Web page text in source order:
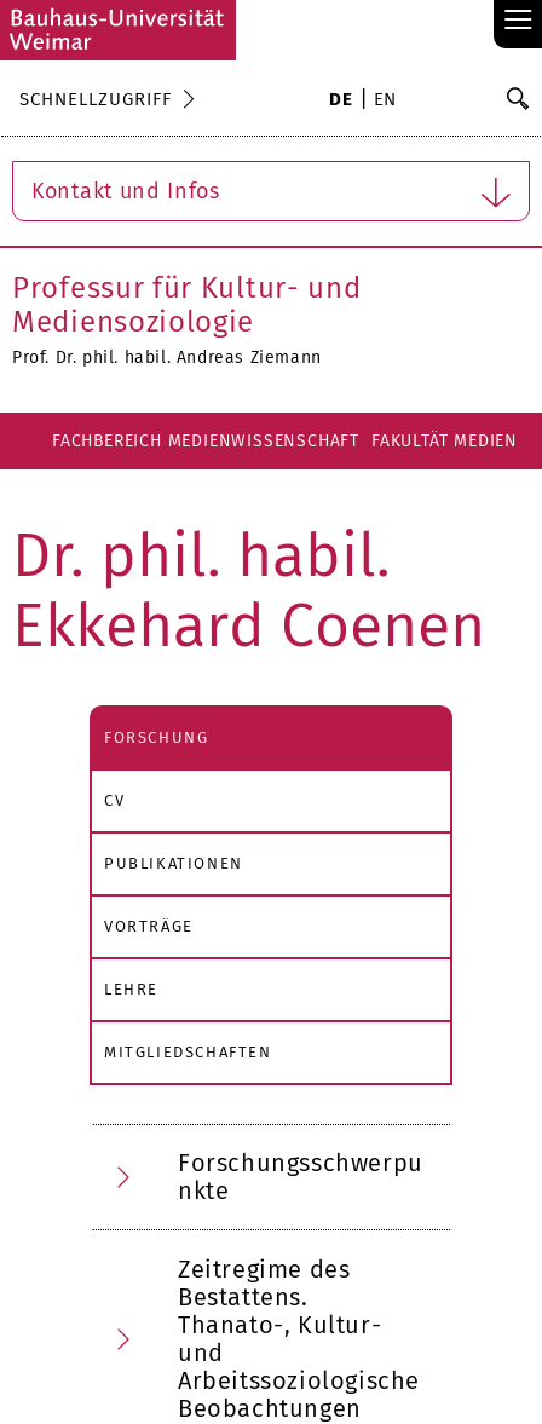
≡
SCHNELLZUGRIFF DE EN
Kontakt und Infos
Professur für Kultur- und
Mediensoziologie
Prof. Dr. phil. habil. Andreas Ziemann
FACHBEREICH MEDIENWISSENSCHAFT FAKULTÄT MEDIEN
Dr. phil. habil.
Ekkehard Coenen
FORSCHUNG
CV
PUBLIKATIONEN
VORTRÄGE
LEHRE
MITGLIEDSCHAFTEN
Forschungsschwerpu
nkte
Zeitregime des
Bestattens.
Thanato-, Kultur-
und
Arbeitssoziologische
Beobachtungen